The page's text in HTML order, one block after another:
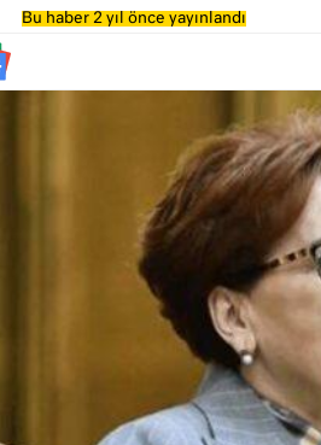
Bu haber 2 yıl önce yayınlandı